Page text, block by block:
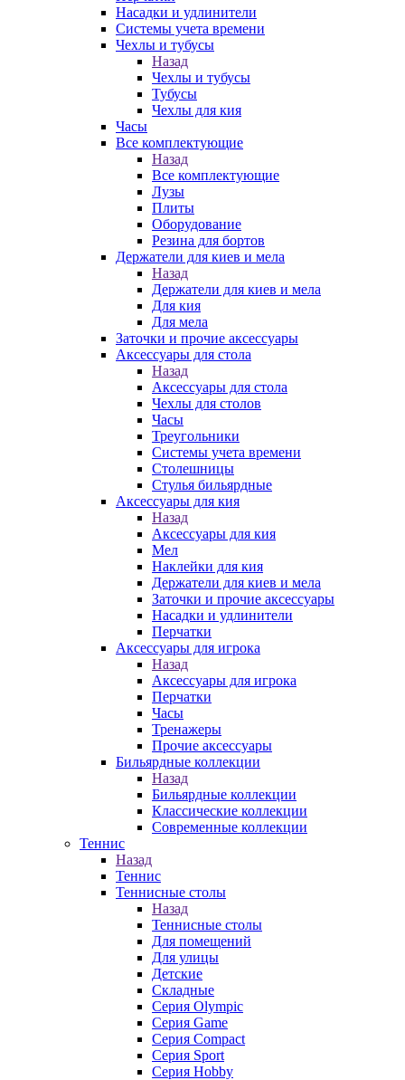
Насадки и удлинители
Системы учета времени
Чехлы и тубусы
Назад
Чехлы и тубусы
Тубусы
Чехлы для кия
Часы
Все комплектующие
Назад
Все комплектующие
Лузы
Плиты
Оборудование
Резина для бортов
Держатели для киев и мела
Назад
Держатели для киев и мела
Для кия
Для мела
Заточки и прочие аксессуары
Аксессуары для стола
Назад
Аксессуары для стола
Чехлы для столов
Часы
Треугольники
Системы учета времени
Столешницы
Стулья бильярдные
Аксессуары для кия
Назад
Аксессуары для кия
Мел
Наклейки для кия
Держатели для киев и мела
Заточки и прочие аксессуары
Насадки и удлинители
Перчатки
Аксессуары для игрока
Назад
Аксессуары для игрока
Перчатки
Часы
Тренажеры
Прочие аксессуары
Бильярдные коллекции
Назад
Бильярдные коллекции
Классические коллекции
Современные коллекции
Теннис
Назад
Теннис
Теннисные столы
Назад
Теннисные столы
Для помещений
Для улицы
Детские
Складные
Серия Olympic
Серия Game
Серия Compact
Серия Sport
Серия Hobby